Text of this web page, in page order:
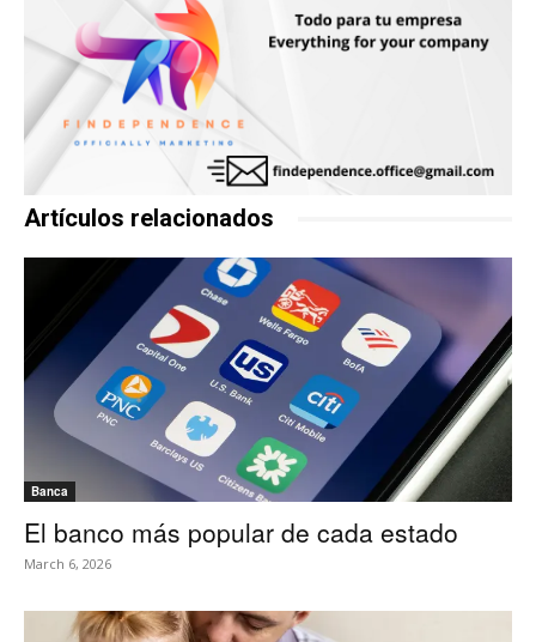
Artículos relacionados
Banca
El banco más popular de cada estado
March 6, 2026